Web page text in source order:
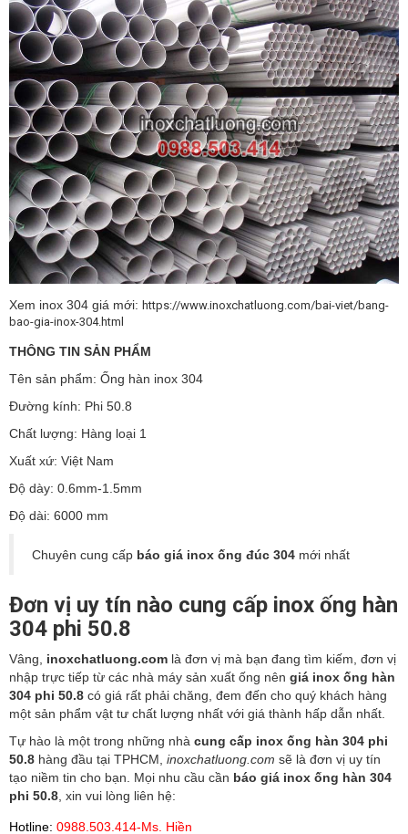
Xem inox 304 giá mới: https://www.inoxchatluong.com/bai-viet/bang-
bao-gia-inox-304.html
THÔNG TIN SẢN PHẨM
Tên sản phẩm: Ống hàn inox 304
Đường kính: Phi 50.8
Chất lượng: Hàng loại 1
Xuất xứ: Việt Nam
Độ dày: 0.6mm-1.5mm
Độ dài: 6000 mm
Chuyên cung cấp báo giá inox ống đúc 304 mới nhất
Đơn vị uy tín nào cung cấp inox ống hàn
304 phi 50.8
Vâng, inoxchatluong.com là đơn vị mà bạn đang tìm kiếm, đơn vị
nhập trực tiếp từ các nhà máy sản xuất ống nên giá inox ống hàn
304 phi 50.8 có giá rất phải chăng, đem đến cho quý khách hàng
một sản phẩm vật tư chất lượng nhất với giá thành hấp dẫn nhất.
Tự hào là một trong những nhà cung cấp inox ống hàn 304 phi
50.8 hàng đầu tại TPHCM, inoxchatluong.com sẽ là đơn vị uy tín
tạo niềm tin cho bạn. Mọi nhu cầu cần báo giá inox ống hàn 304
phi 50.8, xin vui lòng liên hệ:
Hotline: 0988.503.414-Ms. Hiền